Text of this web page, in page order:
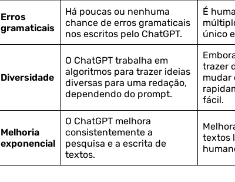
Erros
gramaticais
Há poucas ou nenhuma
chance de erros gramaticais
nos escritos pelo ChatGPT.
É
único
Diversidade
O ChatGPT trabalha em
algoritmos para trazer ideias
diversas para uma redação,
dependendo do prompt.
trazer
mudar
fácil.
Melhoria
exponencial
O ChatGPT melhora
consistentemente a
pesquisa e a escrita de
textos.
textos